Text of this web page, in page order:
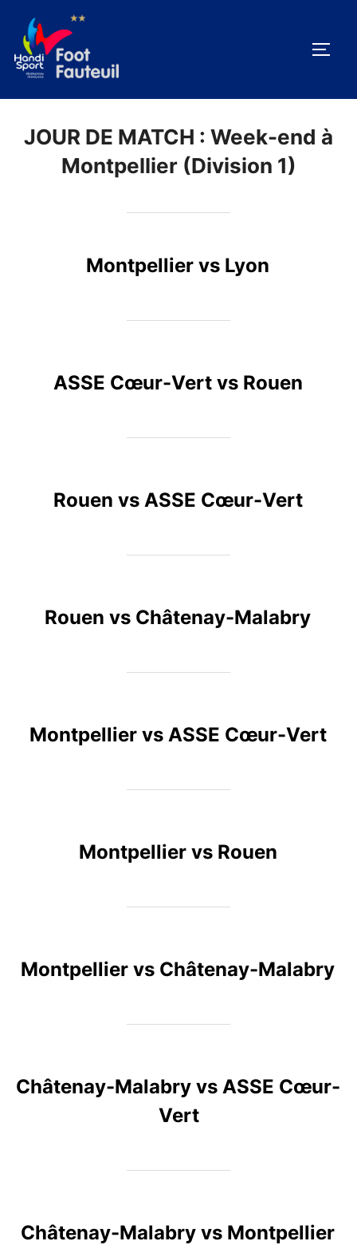
contenu
JOUR DE MATCH : Week-end à
Montpellier (Division 1)
Montpellier vs Lyon
ASSE Cœur-Vert vs Rouen
Rouen vs ASSE Cœur-Vert
Rouen vs Châtenay-Malabry
Montpellier vs ASSE Cœur-Vert
Montpellier vs Rouen
Montpellier vs Châtenay-Malabry
Châtenay-Malabry vs ASSE Cœur-
Vert
Châtenay-Malabry vs Montpellier